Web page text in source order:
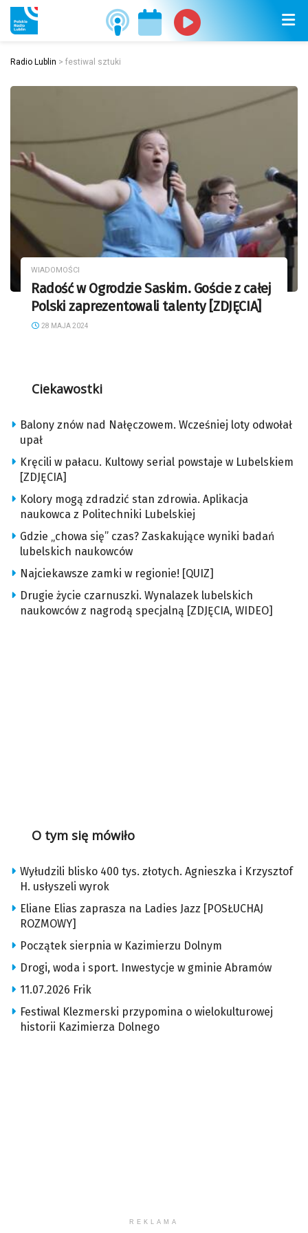
Radio Lublin > festiwal sztuki
WIADOMOŚCI
Radość w Ogrodzie Saskim. Goście z całej
Polski zaprezentowali talenty [ZDJĘCIA]
28 MAJA 2024
Ciekawostki
Balony znów nad Nałęczowem. Wcześniej loty odwołał
upał
Kręcili w pałacu. Kultowy serial powstaje w Lubelskiem
[ZDJĘCIA]
Kolory mogą zdradzić stan zdrowia. Aplikacja
naukowca z Politechniki Lubelskiej
Gdzie „chowa się” czas? Zaskakujące wyniki badań
lubelskich naukowców
Najciekawsze zamki w regionie! [QUIZ]
Drugie życie czarnuszki. Wynalazek lubelskich
naukowców z nagrodą specjalną [ZDJĘCIA, WIDEO]
O tym się mówiło
Wyłudzili blisko 400 tys. złotych. Agnieszka i Krzysztof
H. usłyszeli wyrok
Eliane Elias zaprasza na Ladies Jazz [POSŁUCHAJ
ROZMOWY]
Początek sierpnia w Kazimierzu Dolnym
Drogi, woda i sport. Inwestycje w gminie Abramów
11.07.2026 Frik
Festiwal Klezmerski przypomina o wielokulturowej
historii Kazimierza Dolnego
REKLAMA